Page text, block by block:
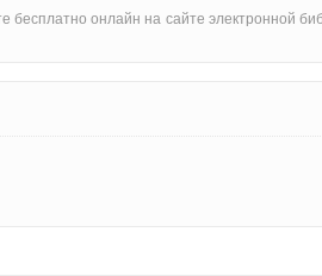
бесплатно онлайн на сайте электронной